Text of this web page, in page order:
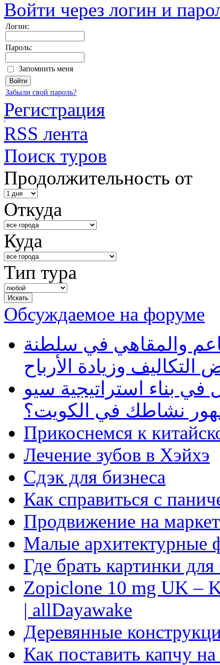
Войти через логин и
Логин:
Пароль:
Запомнить меня
Забыли свой пароль?
Регистрация
RSS лента
Поиск туров
Продолжительность от
Откуда
Куда
Тип тура
Обсуждаемое на форуме
والمقاهي في سلطنة
وزيادة الأرباح
بناء استراتيجية سيو
نشاطك في الكويت؟
Прикоснемся к
Лечение зубов в Хэйхэ
Сдэк для бизнеса
Как справиться с
Продвижение на
Малые архитектурные
Где брать картинки
Zopiclone 10 mg UK –
| allDayawake
Деревянные
Как поставить капчу